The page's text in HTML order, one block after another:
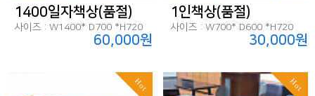
1400일자책상(품절)
사이즈 : W1400* D700 *H720
60,000원
1인책상(품절)
사이즈 : W700* D600 *H720
30,000원
Hot Hot